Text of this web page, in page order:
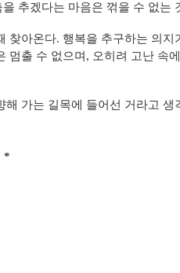
추겠다는 마음은 꺾을 수 없는
찾아온다. 행복을 추구하는 의지
멈출 수 없으며, 오히려 고난 속
가는 길목에 들어선 거라고 생
*